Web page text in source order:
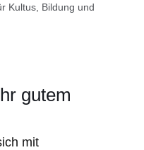
Kultus, Bildung und
gutem
mit